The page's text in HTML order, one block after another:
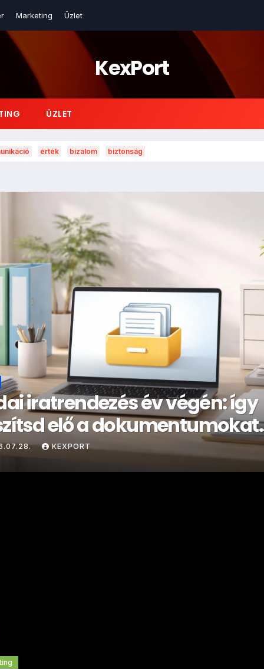
Marketing Üzlet
KexPort
ÜZLET
érték bizalom biztonság
iratrendezés év végén: így
elő a dokumentumokat
KEXPORT